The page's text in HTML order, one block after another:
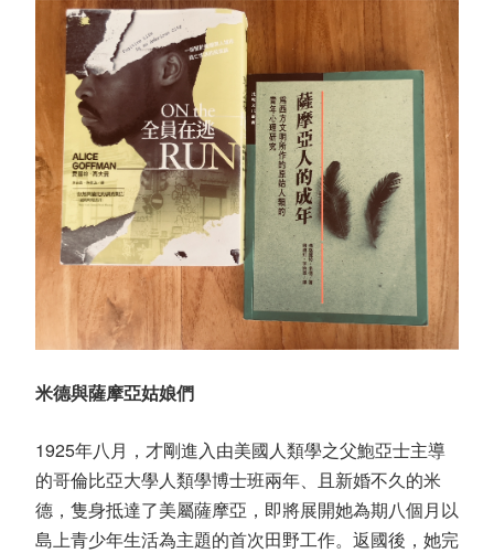
米德與薩摩亞姑娘們
1925年八月，才剛進入由美國人類學之父鮑亞士主導
的哥倫比亞大學人類學博士班兩年、且新婚不久的米
德，隻身抵達了美屬薩摩亞，即將展開她為期八個月以
島上青少年生活為主題的首次田野工作。返國後，她完